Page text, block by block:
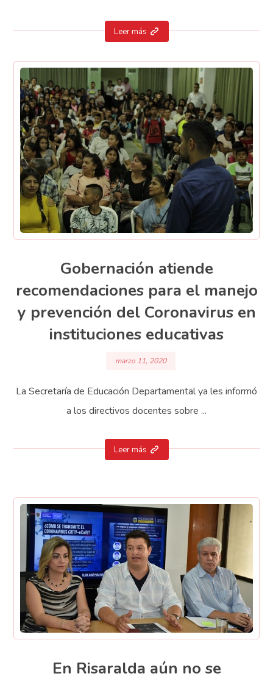
Leer más
Gobernación atiende
recomendaciones para el manejo
y prevención del Coronavirus en
instituciones educativas
marzo 11, 2020
La Secretaría de Educación Departamental ya les informó
a los directivos docentes sobre ...
Leer más
En Risaralda aún no se